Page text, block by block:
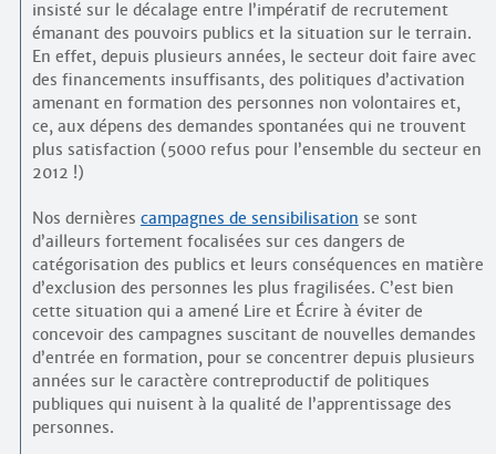
insisté sur le décalage entre l’impératif de recrutement
émanant des pouvoirs publics et la situation sur le terrain.
En effet, depuis plusieurs années, le secteur doit faire avec
des financements insuffisants, des politiques d’activation
amenant en formation des personnes non volontaires et,
ce, aux dépens des demandes spontanées qui ne trouvent
plus satisfaction (5000 refus pour l’ensemble du secteur en
2012 !)
Nos dernières campagnes de sensibilisation se sont
d’ailleurs fortement focalisées sur ces dangers de
catégorisation des publics et leurs conséquences en matière
d’exclusion des personnes les plus fragilisées. C’est bien
cette situation qui a amené Lire et Écrire à éviter de
concevoir des campagnes suscitant de nouvelles demandes
d’entrée en formation, pour se concentrer depuis plusieurs
années sur le caractère contreproductif de politiques
publiques qui nuisent à la qualité de l’apprentissage des
personnes.